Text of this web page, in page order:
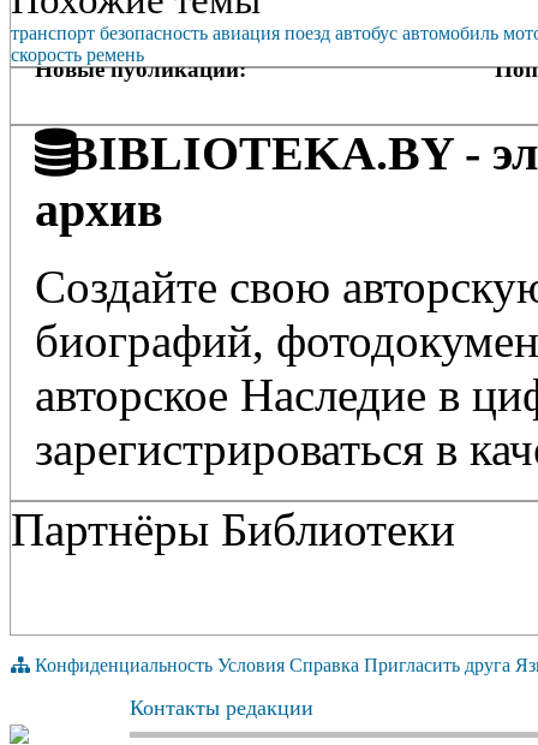
транспорт безопасность авиация поезд автобус автомобиль
скорость ремень
Новые публикации:
BIBLIOTEKA.BY -
архив
Создайте свою
биографий,
авторское Наследие в
зарегистрироваться в
Партнёры Библиотеки
Конфиденциальность Условия Справка Пригласить друга
Контакты редакции